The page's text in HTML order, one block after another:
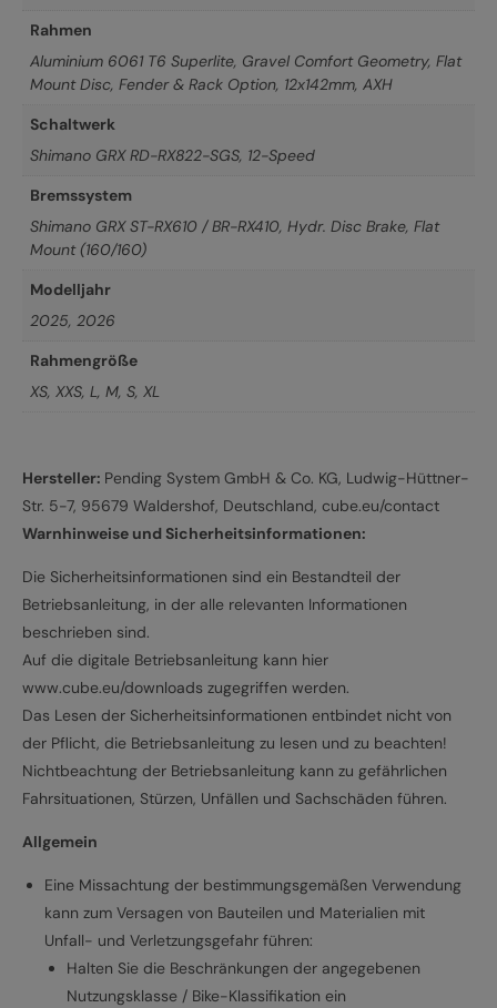
Rahmen
Aluminium 6061 T6 Superlite, Gravel Comfort Geometry, Flat
Mount Disc, Fender & Rack Option, 12x142mm, AXH
Schaltwerk
Shimano GRX RD-RX822-SGS, 12-Speed
Bremssystem
Shimano GRX ST-RX610 / BR-RX410, Hydr. Disc Brake, Flat
Mount (160/160)
Modelljahr
2025, 2026
Rahmengröße
XS, XXS, L, M, S, XL
Hersteller: Pending System GmbH & Co. KG, Ludwig-Hüttner-
Str. 5-7, 95679 Waldershof, Deutschland, cube.eu/contact
Warnhinweise und Sicherheitsinformationen:
Die Sicherheitsinformationen sind ein Bestandteil der
Betriebsanleitung, in der alle relevanten Informationen
beschrieben sind.
Auf die digitale Betriebsanleitung kann hier
www.cube.eu/downloads zugegriffen werden.
Das Lesen der Sicherheitsinformationen entbindet nicht von
der Pflicht, die Betriebsanleitung zu lesen und zu beachten!
Nichtbeachtung der Betriebsanleitung kann zu gefährlichen
Fahrsituationen, Stürzen, Unfällen und Sachschäden führen.
Allgemein
Eine Missachtung der bestimmungsgemäßen Verwendung
kann zum Versagen von Bauteilen und Materialien mit
Unfall- und Verletzungsgefahr führen:
Halten Sie die Beschränkungen der angegebenen
Nutzungsklasse / Bike-Klassifikation ein